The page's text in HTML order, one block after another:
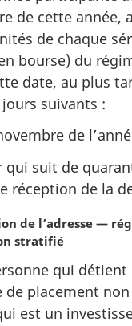
de cette année,
de chaque
bourse) du
date, au plus
suivants :
de
qui suit de
réception de la
de l’adresse —
stratifié
qui détient
de placement
est un